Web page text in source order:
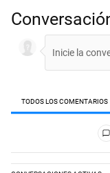
TODOS LOS COMENTARIOS
Todos los